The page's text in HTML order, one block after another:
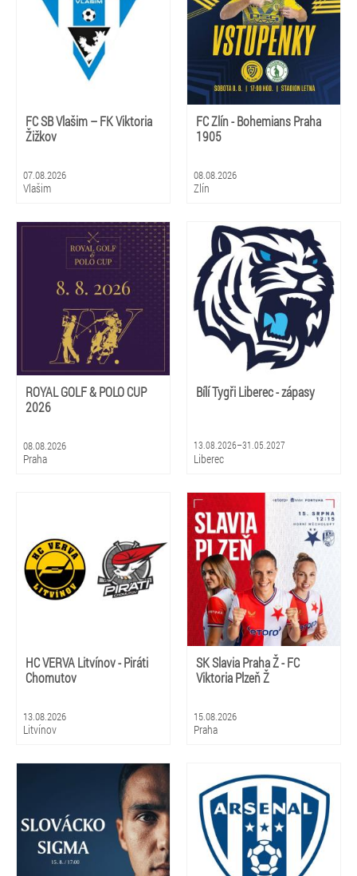
FC SB Vlašim – FK Viktoria
Žižkov
07.08.2026
Vlašim
FC Zlín - Bohemians Praha
1905
08.08.2026
Zlín
ROYAL GOLF & POLO CUP
2026
08.08.2026
Praha
Bílí Tygři Liberec - zápasy
13.08.2026–31.05.2027
Liberec
HC VERVA Litvínov - Piráti
Chomutov
13.08.2026
Litvínov
SK Slavia Praha Ž - FC
Viktoria Plzeň Ž
15.08.2026
Praha